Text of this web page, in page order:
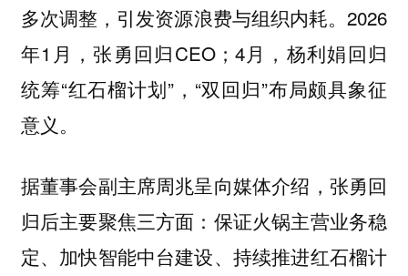
多次调整，引发资源浪费与组织内耗。2026
年1月，张勇回归CEO；4月，杨利娟回归
统筹“红石榴计划”，“双回归”布局颇具象征
意义。
据董事会副主席周兆呈向媒体介绍，张勇回
归后主要聚焦三方面：保证火锅主营业务稳
定、加快智能中台建设、持续推进红石榴计